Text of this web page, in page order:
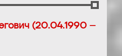
(20.04.1990 –